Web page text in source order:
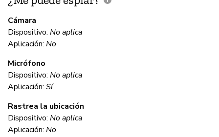
Cámara
Dispositivo: No aplica
Aplicación: No
Micrófono
Dispositivo: No aplica
Aplicación: Sí
Rastrea la ubicación
Dispositivo: No aplica
Aplicación: No